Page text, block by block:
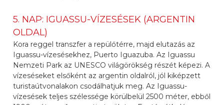
5. NAP: IGUASSU-VÍZESÉSEK (ARGENTIN
OLDAL)
Kora reggel transzfer a repülőtérre, majd elutazás az
Iguassu-vízesésekhez, Puerto Iguazuba. Az Iguassu
Nemzeti Park az UNESCO világörökség részét képezi. A
vízeséseket elsőként az argentin oldalról, jól kiképzett
turistaútvonalakon csodálhatjuk meg. Az Iguassu-
vízesések teljes szélessége körülbelül 2500 méter, ebből